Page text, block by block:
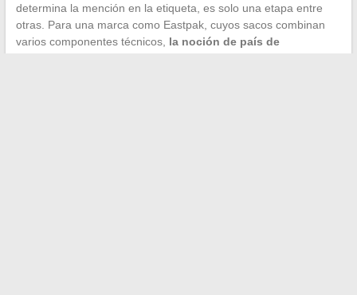
determina la mención en la etiqueta, es solo una etapa entre
otras. Para una marca como Eastpak, cuyos sacos combinan
varios componentes técnicos, la noción de país de